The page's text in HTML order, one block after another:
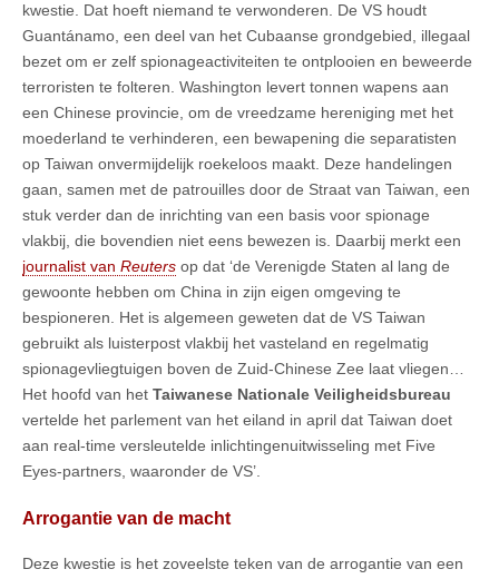
kwestie. Dat hoeft niemand te verwonderen. De VS houdt
Guantánamo, een deel van het Cubaanse grondgebied, illegaal
bezet om er zelf spionageactiviteiten te ontplooien en beweerde
terroristen te folteren. Washington levert tonnen wapens aan
een Chinese provincie, om de vreedzame hereniging met het
moederland te verhinderen, een bewapening die separatisten
op Taiwan onvermijdelijk roekeloos maakt. Deze handelingen
gaan, samen met de patrouilles door de Straat van Taiwan, een
stuk verder dan de inrichting van een basis voor spionage
vlakbij, die bovendien niet eens bewezen is. Daarbij merkt een
journalist van Reuters op dat ‘de Verenigde Staten al lang de
gewoonte hebben om China in zijn eigen omgeving te
bespioneren. Het is algemeen geweten dat de VS Taiwan
gebruikt als luisterpost vlakbij het vasteland en regelmatig
spionagevliegtuigen boven de Zuid-Chinese Zee laat vliegen…
Het hoofd van het Taiwanese Nationale Veiligheidsbureau
vertelde het parlement van het eiland in april dat Taiwan doet
aan real-time versleutelde inlichtingenuitwisseling met Five
Eyes-partners, waaronder de VS’.
Arrogantie van de macht
Deze kwestie is het zoveelste teken van de arrogantie van een